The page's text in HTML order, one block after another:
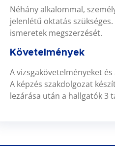
Néhány alkalommal,
jelenlétű oktatás
ismeretek megszerzését.
Követelmények
A vizsgakövetelményeket
A képzés szakdolgozat
lezárása után a hallgatók 3